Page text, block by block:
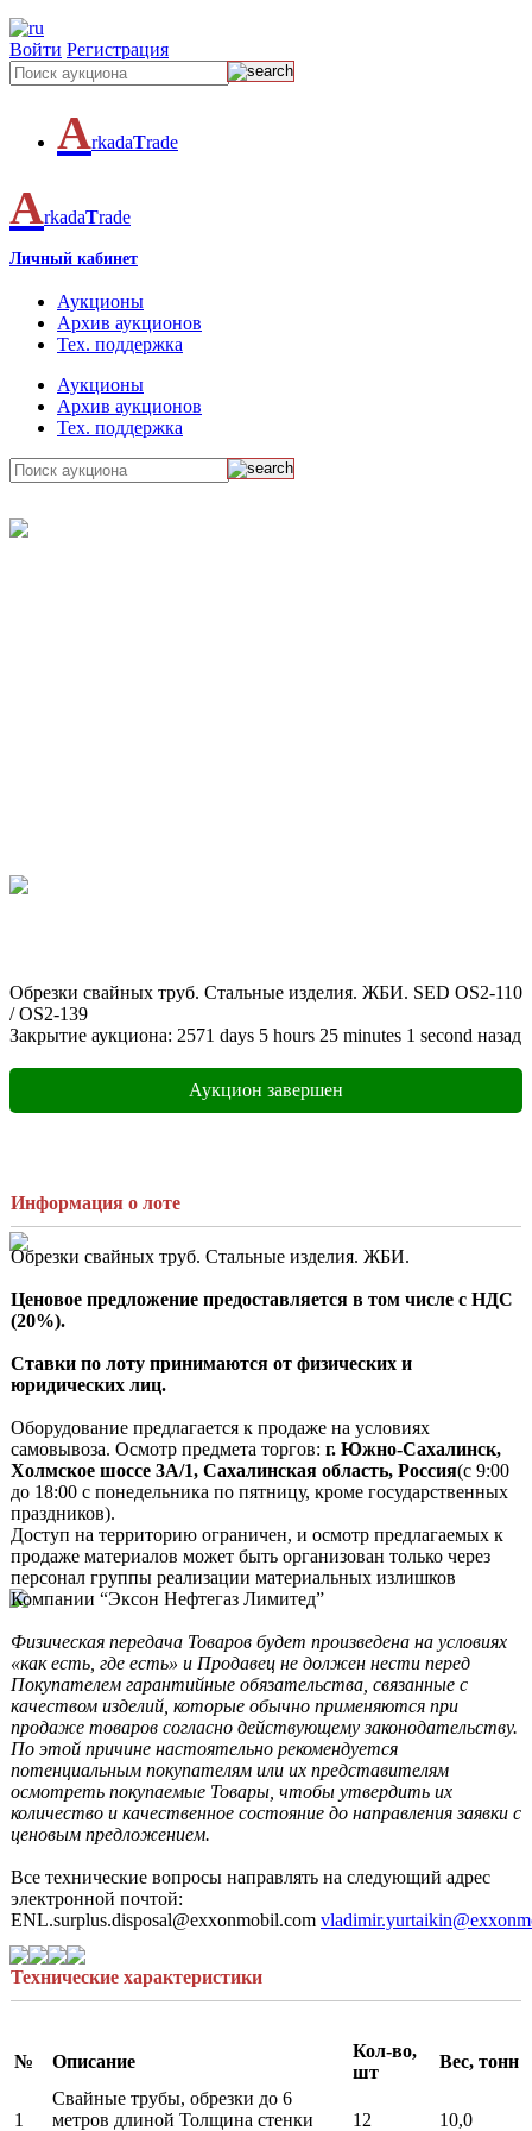
Войти Регистрация
ArkadaTrade
ArkadaTrade
Личный кабинет
Аукционы
Архив аукционов
Тех. поддержка
Аукционы
Архив аукционов
Тех. поддержка
Обрезки свайных труб. Стальные изделия. ЖБИ. SED OS2-110
/ OS2-139
Закрытие аукциона: 2571 days 5 hours 25 minutes 1 second назад
Аукцион завершен
Информация о лоте
Обрезки свайных труб. Стальные изделия. ЖБИ.
Ценовое предложение предоставляется в том числе с НДС
(20%).
Ставки по лоту принимаются от физических и
юридических лиц.
Оборудование предлагается к продаже на условиях
самовывоза. Осмотр предмета торгов: г. Южно-Сахалинск,
Холмское шоссе 3А/1, Сахалинская область, Россия(с 9:00
до 18:00 с понедельника по пятницу, кроме государственных
праздников).
Доступ на территорию ограничен, и осмотр предлагаемых к
продаже материалов может быть организован только через
персонал группы реализации материальных излишков
Компании “Эксон Нефтегаз Лимитед”
Физическая передача Товаров будет произведена на условиях
«как есть, где есть» и Продавец не должен нести перед
Покупателем гарантийные обязательства, связанные с
качеством изделий, которые обычно применяются при
продаже товаров согласно действующему законодательству.
По этой причине настоятельно рекомендуется
потенциальным покупателям или их представителям
осмотреть покупаемые Товары, чтобы утвердить их
количество и качественное состояние до направления заявки с
ценовым предложением.
Все технические вопросы направлять на следующий адрес
электронной почтой:
ENL.surplus.disposal@exxonmobil.com
Технические характеристики
№ Описание
Кол-во,
шт
Вес, тонн
1
Свайные трубы, обрезки до 6
метров длиной Толщина стенки
12 10,0